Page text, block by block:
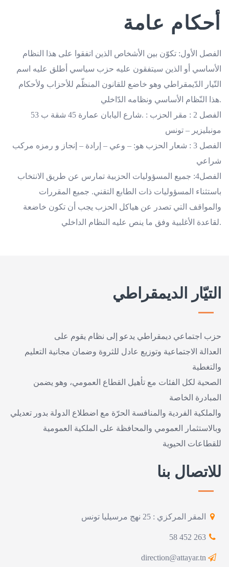
أحكام عامة
الفصل الأول: تكوّن بين الأشخاص الذين اتفقوا على هذا النظام
الأساسي أو الذين سيتفقون عليه حزب سياسي أطلق عليه اسم
التّيار الدّيمقراطي وهو خاضع للقانون المنظّم للأحزاب ولأحكام
هذا النّظام الأساسي ونظامه الدّاخلي.
الفصل 2 : مقر الحزب : .شارع اليابان عمارة 45 شقة ب 53
مونبليزير – تونس
الفصل 3 : شعار الحزب هو: – وعي – إرادة – إنجاز و رمزه مركب
شراعي
الفصل4: جميع المسؤوليات الحزبية تمارس عن طريق الانتخاب
باستثناء المسؤوليات ذات الطابع التقني. جميع المقررات
والمواقف التي تصدر عن هياكل الحزب يجب أن تكون خاضعة
لقاعدة الأغلبية وفق ما ينص عليه النظام الداخلي.
التيّار الديمقراطي
حزب اجتماعي ديمقراطي يدعو إلى نظام يقوم على
العدالة الاجتماعية وتوزيع عادل للثروة وضمان مجانية التعليم
والتغطية
الصحية لكل الفئات مع تأهيل القطاع العمومي، وهو يضمن
المبادرة الخاصة
والملكية الفردية والمنافسة الحرّة مع اضطلاع الدولة بدور تعديلي
وبالاستثمار العمومي والمحافظة على الملكية العمومية
للقطاعات الحيوية
للاتصال بنا
المقر المركزي : 25 نهج مرسيليا تونس
263 452 58
direction@attayar.tn